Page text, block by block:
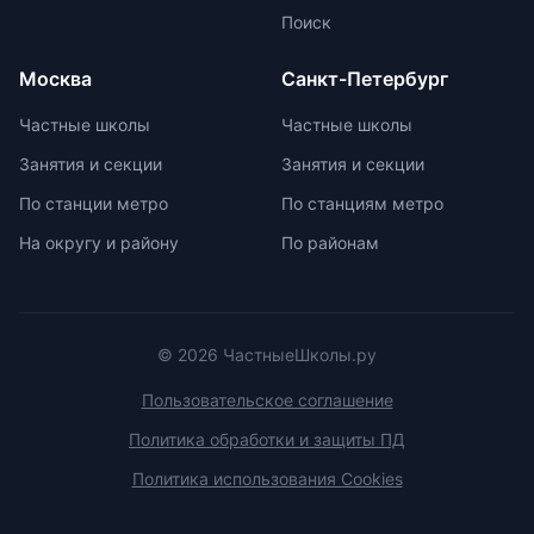
Поиск
Москва
Частные школы
Занятия и секции
По станции метро
На округу и району
Санкт-Петербург
Частные школы
Занятия и секции
По станциям метро
По районам
© 2026 ЧастныеШколы.ру
Пользовательское соглашение
Политика обработки и защиты ПД
Политика использования Cookies